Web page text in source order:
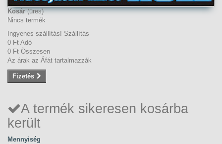
Kosár (üres)
Nincs termék
Ingyenes szállítás! Szállítás
0 Ft‎ Adó
0 Ft‎ Összesen
Az árak az Áfát tartalmazzák
Fizetés
A termék sikeresen kosárba
került
Mennyiség